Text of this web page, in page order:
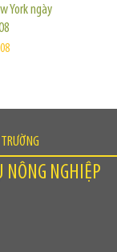
York ngày
NÔNG NGHIỆP